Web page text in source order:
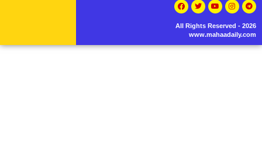
All Rights Reserved - 2026
www.mahaadaily.com